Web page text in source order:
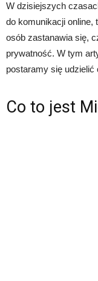
W dzisiejszych
do komunikacji online,
osób zastanawia się,
prywatność. W tym
postaramy się udzielić
Co to jest